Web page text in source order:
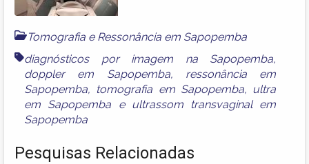
Tomografia e Ressonância em Sapopemba
diagnósticos por imagem na Sapopemba,
doppler em Sapopemba, ressonância em
Sapopemba, tomografia em Sapopemba, ultra
em Sapopemba e ultrassom transvaginal em
Sapopemba
Pesquisas Relacionadas